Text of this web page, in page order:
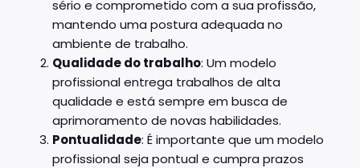
sério e comprometido com a sua profissão,
mantendo uma postura adequada no
ambiente de trabalho.
Qualidade do trabalho: Um modelo
profissional entrega trabalhos de alta
qualidade e está sempre em busca de
aprimoramento de novas habilidades.
Pontualidade: É importante que um modelo
profissional seja pontual e cumpra prazos